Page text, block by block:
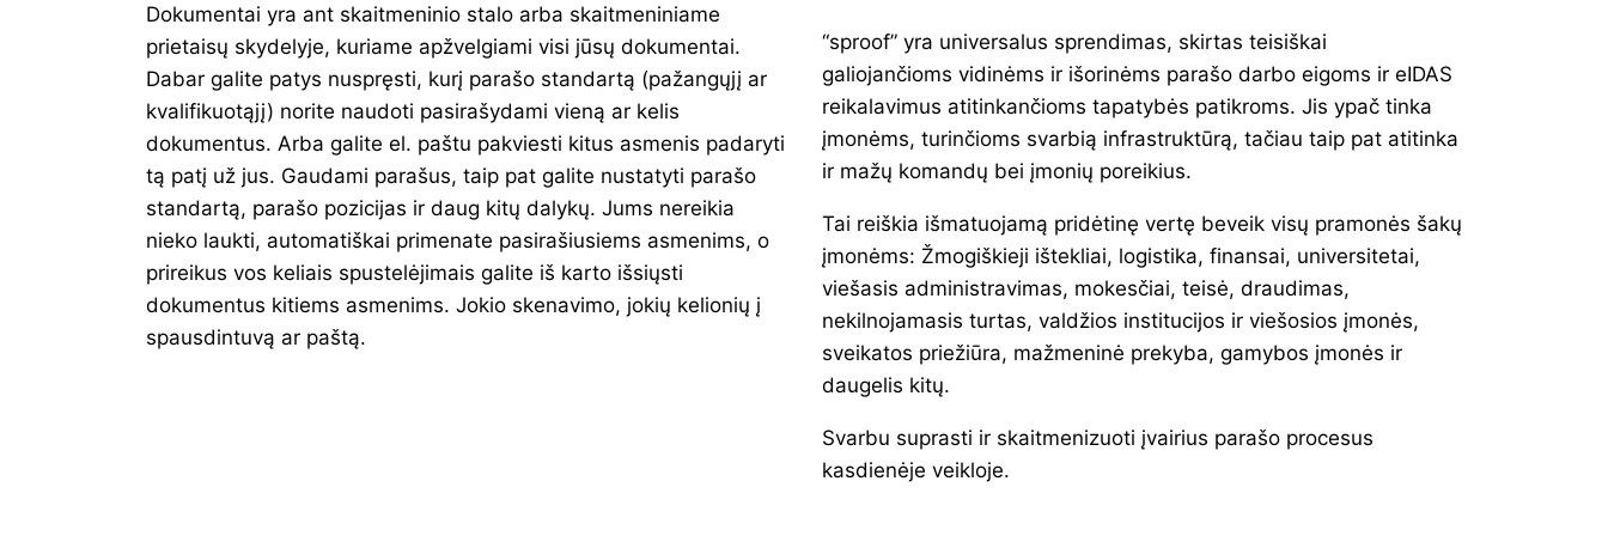
Dokumentai yra ant skaitmeninio stalo arba skaitmeniniame
prietaisų skydelyje, kuriame apžvelgiami visi jūsų dokumentai.
Dabar galite patys nuspręsti, kurį parašo standartą (pažangųjį ar
kvalifikuotąjį) norite naudoti pasirašydami vieną ar kelis
dokumentus. Arba galite el. paštu pakviesti kitus asmenis padaryti
tą patį už jus. Gaudami parašus, taip pat galite nustatyti parašo
standartą, parašo pozicijas ir daug kitų dalykų. Jums nereikia
nieko laukti, automatiškai primenate pasirašiusiems asmenims, o
prireikus vos keliais spustelėjimais galite iš karto išsiųsti
dokumentus kitiems asmenims. Jokio skenavimo, jokių kelionių į
spausdintuvą ar paštą.
“sproof” yra universalus sprendimas, skirtas teisiškai
galiojančioms vidinėms ir išorinėms parašo darbo eigoms ir eIDAS
reikalavimus atitinkančioms tapatybės patikroms. Jis ypač tinka
įmonėms, turinčioms svarbią infrastruktūrą, tačiau taip pat atitinka
ir mažų komandų bei įmonių poreikius.
Tai reiškia išmatuojamą pridėtinę vertę beveik visų pramonės šakų
įmonėms: Žmogiškieji ištekliai, logistika, finansai, universitetai,
viešasis administravimas, mokesčiai, teisė, draudimas,
nekilnojamasis turtas, valdžios institucijos ir viešosios įmonės,
sveikatos priežiūra, mažmeninė prekyba, gamybos įmonės ir
daugelis kitų.
Svarbu suprasti ir skaitmenizuoti įvairius parašo procesus
kasdienėje veikloje.